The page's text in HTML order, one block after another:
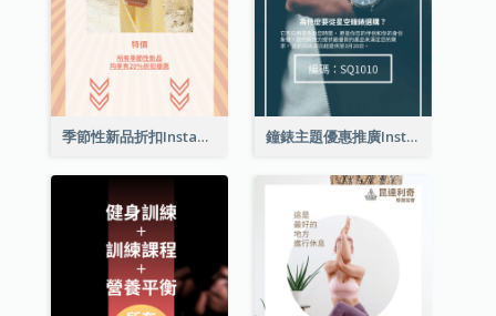
季節性新品折扣Instagram限時動態 鐘錶主題優惠推廣Instagram限時動態